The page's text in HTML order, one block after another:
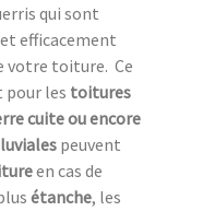
qui sont
efficacement
votre toiture. Ce
les toitures
cuite ou encore
peuvent
en cas de
étanche, les